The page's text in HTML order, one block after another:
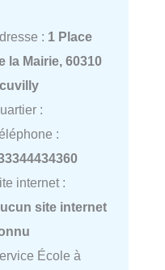
: 1 Place
la Mairie, 60310
:
:
internet :
site internet
École à